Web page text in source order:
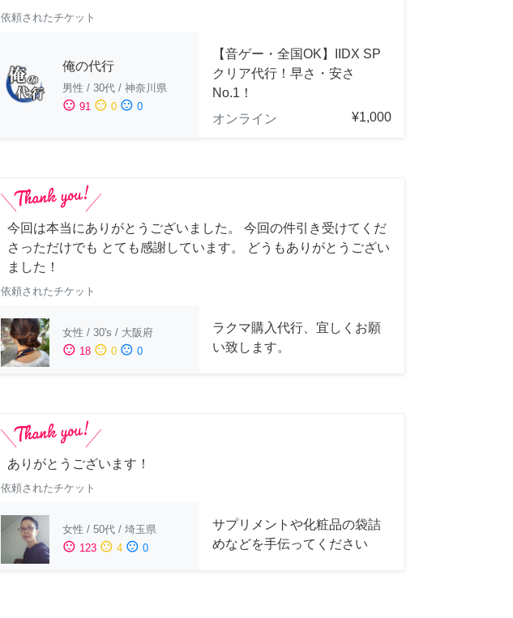
依頼されたチケット
俺の代行
男性 / 30代 / 神奈川県
sentiment_satisfied 91 sentiment_neutral 0 sentiment_dissatisfied 0
【音ゲー・全国OK】IIDX SP
クリア代行！早さ・安さ
No.1！
オンライン
¥1,000
今回は本当にありがとうございました。 今回の件引き受けてくだ
さっただけでも とても感謝しています。 どうもありがとうござい
ました！
依頼されたチケット
女性 / 30's / 大阪府
sentiment_satisfied 18 sentiment_neutral 0 sentiment_dissatisfied 0
ラクマ購入代行、宜しくお願
い致します。
ありがとうございます！
依頼されたチケット
女性 / 50代 / 埼玉県
sentiment_satisfied 123 sentiment_neutral 4 sentiment_dissatisfied 0
サプリメントや化粧品の袋詰
めなどを手伝ってください